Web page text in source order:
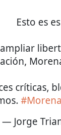
Esto es
críticas,
— Jorge